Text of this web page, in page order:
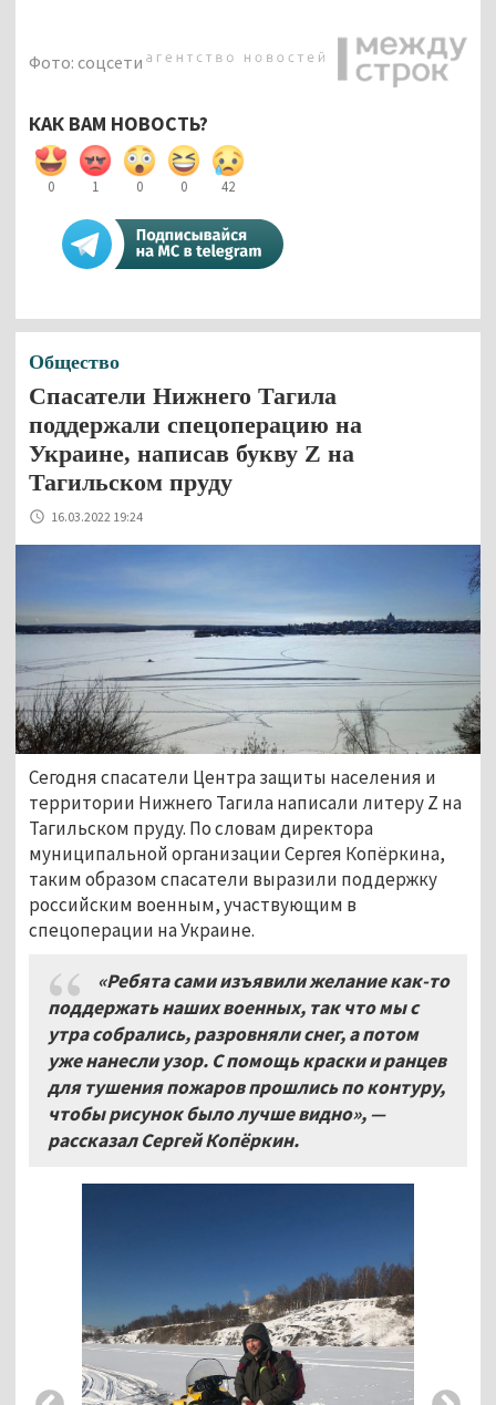
Фото: соцсети
КАК ВАМ НОВОСТЬ?
0 1 0 0 42
Общество
Спасатели Нижнего Тагила
поддержали спецоперацию на
Украине, написав букву Z на
Тагильском пруду
16.03.2022 19:24
Сегодня спасатели Центра защиты населения и
территории Нижнего Тагила написали литеру Z на
Тагильском пруду. По словам директора
муниципальной организации Сергея Копёркина,
таким образом спасатели выразили поддержку
российским военным, участвующим в
спецоперации на Украине.
«Ребята сами изъявили желание как-то
поддержать наших военных, так что мы с
утра собрались, разровняли снег, а потом
уже нанесли узор. С помощь краски и ранцев
для тушения пожаров прошлись по контуру,
чтобы рисунок было лучше видно», —
рассказал Сергей Копёркин.